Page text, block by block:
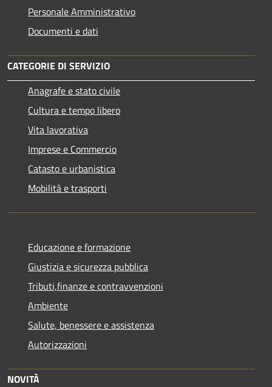
Personale Amministrativo
Documenti e dati
CATEGORIE DI SERVIZIO
Anagrafe e stato civile
Cultura e tempo libero
Vita lavorativa
Imprese e Commercio
Catasto e urbanistica
Mobilità e trasporti
Educazione e formazione
Giustizia e sicurezza pubblica
Tributi,finanze e contravvenzioni
Ambiente
Salute, benessere e assistenza
Autorizzazioni
NOVITÀ